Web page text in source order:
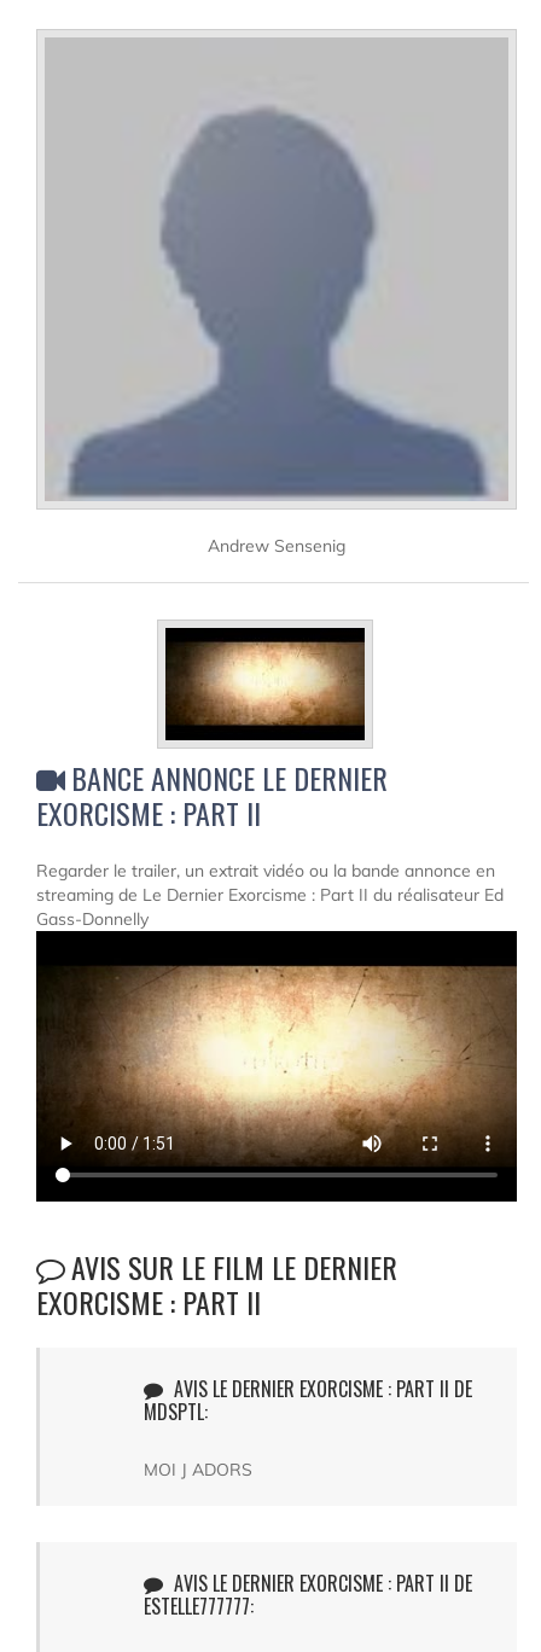
Andrew Sensenig
BANCE ANNONCE LE DERNIER
EXORCISME : PART II
Regarder le trailer, un extrait vidéo ou la bande annonce en
streaming de Le Dernier Exorcisme : Part II du réalisateur Ed
Gass-Donnelly
AVIS SUR LE FILM LE DERNIER
EXORCISME : PART II
AVIS LE DERNIER EXORCISME : PART II DE
MDSPTL:
MOI J ADORS
AVIS LE DERNIER EXORCISME : PART II DE
ESTELLE777777: